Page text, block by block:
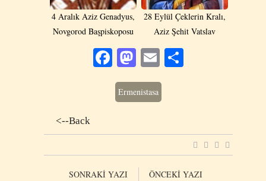
4 Aralık Aziz Genadyus,
Novgorod Başpiskoposu
28 Eylül Çeklerin Kralı,
Aziz Şehit Vatslav
Facebook
Mastodon
Email
Ermenistasa
<--Back
SONRAKİ YAZI ÖNCEKİ YAZI